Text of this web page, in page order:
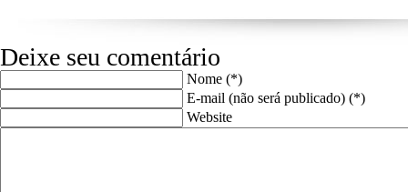
Deixe seu comentário
Nome (*)
E-mail (não será publicado) (*)
Website